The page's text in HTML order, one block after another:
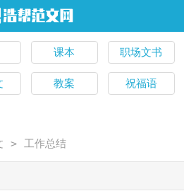
课本 职场文书
教案 祝福语
> 工作总结